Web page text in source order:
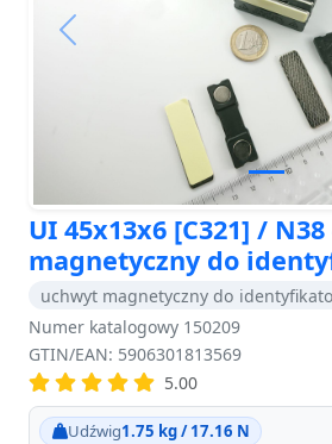
Previous
UI 45x13x6 [C321] /
magnetyczny do
uchwyt magnetyczny do
Numer katalogowy 150209
GTIN/EAN: 5906301813569
5.00
Udźwig1.75 kg / 17.16 N